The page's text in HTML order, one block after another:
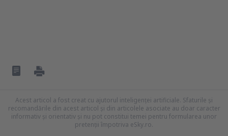
Acest articol a fost creat cu ajutorul inteligenței artificiale. Sfaturile și
recomandările din acest articol și din articolele asociate au doar caracter
informativ și orientativ și nu pot constitui temei pentru formularea unor
pretenții împotriva eSky.ro.